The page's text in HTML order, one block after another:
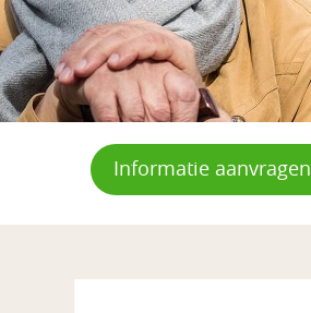
Informatie aanvragen